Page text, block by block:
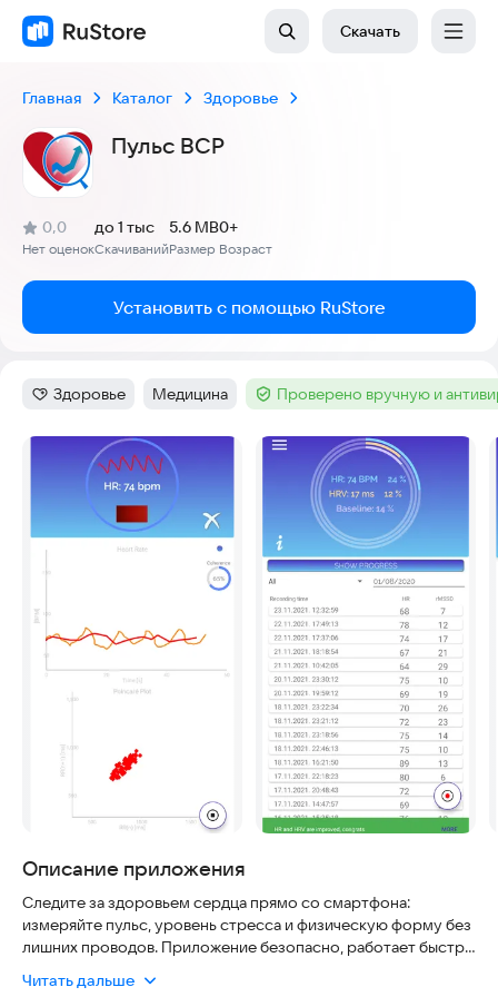
Скачать
Главная Каталог Здоровье
Пульс ВСР
Рейтинг:
0,0
(
Нет оценок
)
Скачиваний
до 1 тыс
Размер
5.6 MB
Возраст
0+
Установить с помощью RuStore
Категория:
Здоровье Тег:
Медицина Тег :Проверено вручную и
Скриншоты
Описание приложения
Следите за здоровьем сердца прямо со смартфона:
измеряйте пульс, уровень стресса и физическую форму без
лишних проводов. Приложение безопасно, работает быстро
телефона или простого датчика.
Читать дальше